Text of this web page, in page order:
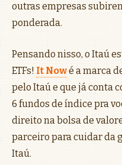
outras empresas
ponderada.
Pensando nisso, o Itaú
ETFs! It Nowé a marca
pelo Itaú e que já conta
6 fundos de índice pra
direito na bolsa de
parceiro para cuidar da
Itaú.